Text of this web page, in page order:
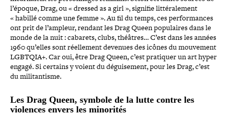
l’époque, Drag, ou « dressed as a girl », signifie lit­té­ra­le­ment
« habillé comme une femme ». Au fil du temps, ces per­for­mances
ont prit de l’ampleur, rendant les Drag Queen popu­laires dans le
monde de la nuit : cabarets, clubs, théâtres… C’est dans les années
1960 qu’elles sont réel­le­ment devenues des icônes du mouvement
LGBTQIA+. Car oui, être Drag Queen, c’est pratiquer un art hyper
engagé. Si certains y voient du dégui­se­ment, pour les Drag, c’est
du militantisme.
Les Drag Queen, symbole de la lutte contre les
violences envers les minorités